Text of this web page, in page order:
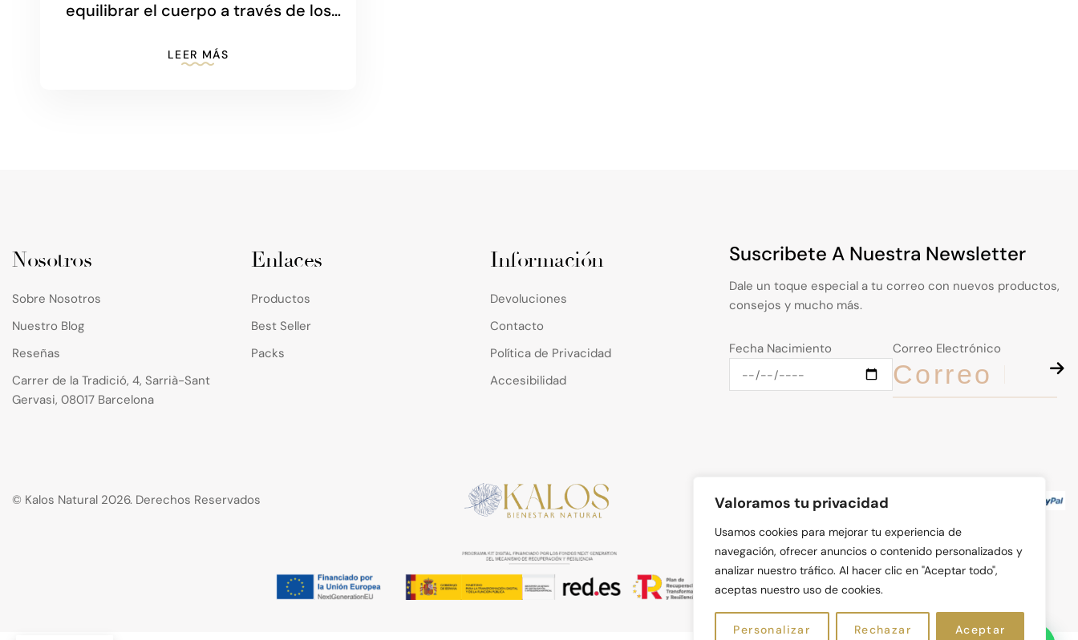
Valoramos tu privacidad
Usamos cookies para mejorar tu experiencia de
navegación, ofrecer anuncios o contenido personalizados y
analizar nuestro tráfico. Al hacer clic en "Aceptar todo",
aceptas nuestro uso de cookies.
Personalizar Rechazar Aceptar
equilibrar el cuerpo a través de los
LEER MÁS
Nosotros
Sobre Nosotros
Nuestro Blog
Reseñas
Carrer de la Tradició, 4, Sarrià-Sant
Gervasi, 08017 Barcelona
Enlaces
Productos
Best Seller
Packs
Información
Devoluciones
Contacto
Política de Privacidad
Accesibilidad
Suscribete A Nuestra Newsletter
Dale un toque especial a tu correo con nuevos productos,
consejos y mucho más.
Fecha Nacimiento Correo Electrónico
© Kalos Natural 2026. Derechos Reservados